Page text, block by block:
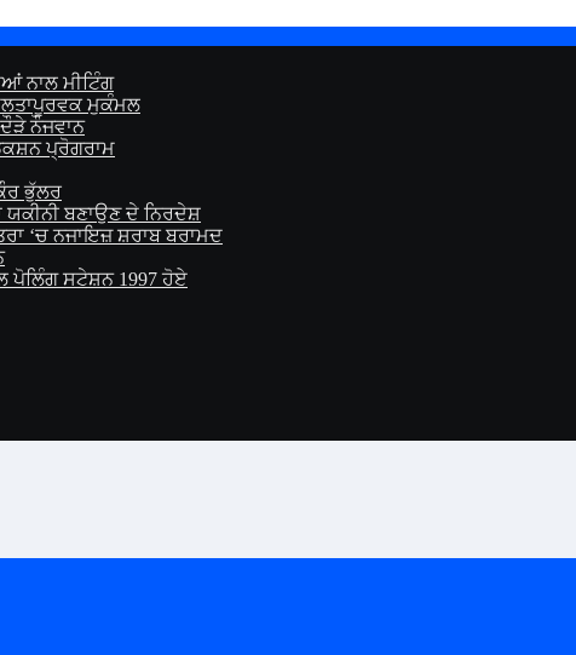
ਨਾਲ ਮੀਟਿੰਗ
ਮੁਕੰਮਲ
ਨੌਜਵਾਨ
ਪ੍ਰੋਗਰਾਮ
ਭੁੱਲਰ
ਯਕੀਨੀ ਬਣਾਉਣ ਦੇ ਨਿਰਦੇਸ਼
‘ਚ ਨਜਾਇਜ਼ ਸ਼ਰਾਬ ਬਰਾਮਦ
ਪੋਲਿੰਗ ਸਟੇਸ਼ਨ 1997 ਹੋਏ